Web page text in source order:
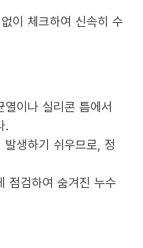
이 체크하여 신속히 수
이나 실리콘 틈에서
.
생하기 쉬우므로, 정
점검하여 숨겨진 누수